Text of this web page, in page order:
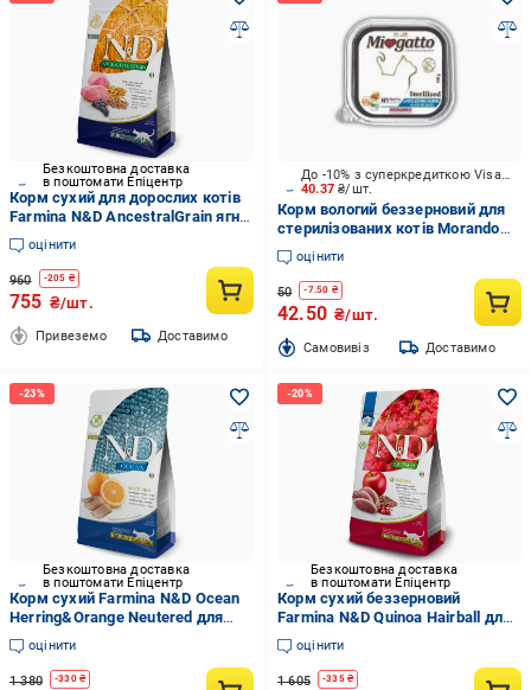
Безкоштовна доставка
в поштомати Епіцентр
Корм сухий для дорослих котів
Farmina N&D AncestralGrain ягня
та чорниця 1,5 кг
оцінити
960 -205 ₴
755 ₴/шт.
Привеземо Доставимо
40.37₴/шт.
До -10% з суперкредиткою Visa Вигода
Корм вологий беззерновий для
стерилізованих котів Morando
Miogatto Sterilized з лососем 100
г
оцінити
50 -7.50 ₴
42.50 ₴/шт.
Cамовивіз Доставимо
Безкоштовна доставка
в поштомати Епіцентр
Корм сухий Farmina N&D Ocean
Herring&Orange Neutered для
стерилізованих котів з
оселедцем та апельсином 1,5 кг
(34175638)
оцінити
1 380 -330₴
Безкоштовна доставка
в поштомати Епіцентр
Корм сухий беззерновий
Farmina N&D Quinoa Hairball для
дорослих кішок качка/кіноа/
яблуко/журавлина 1,5 кг
(34176576)
оцінити
1 605 -335₴